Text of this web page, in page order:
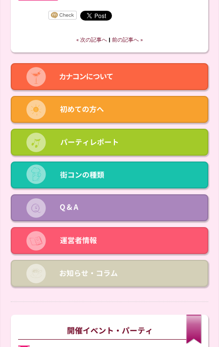
« 次の記事へ 前の記事へ »